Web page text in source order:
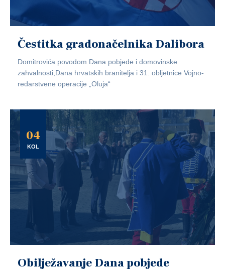
Čestitka gradonačelnika Dalibora
Domitrovića povodom Dana pobjede i domovinske
zahvalnosti,Dana hrvatskih branitelja i 31. obljetnice Vojno-
redarstvene operacije „Oluja“
04
KOL
Obilježavanje Dana pobjede